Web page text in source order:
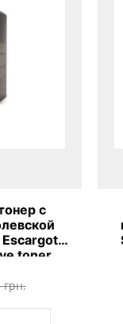
с
Escargot
toner
грн.